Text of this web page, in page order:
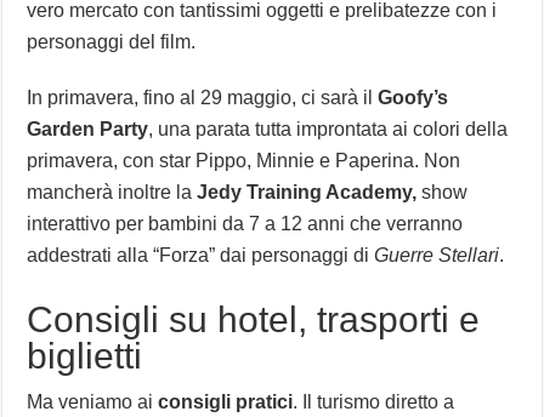
vero mercato con tantissimi oggetti e prelibatezze con i
personaggi del film.
In primavera, fino al 29 maggio, ci sarà ilGoofy’s
Garden Party, una parata tutta improntata ai colori della
primavera, con star Pippo, Minnie e Paperina. Non
mancherà inoltre laJedy Training Academy, show
interattivo per bambini da 7 a 12 anni che verranno
addestrati alla “Forza” dai personaggi diGuerre Stellari.
Consigli su hotel, trasporti e
biglietti
Ma veniamo aiconsigli pratici. Il turismo diretto a